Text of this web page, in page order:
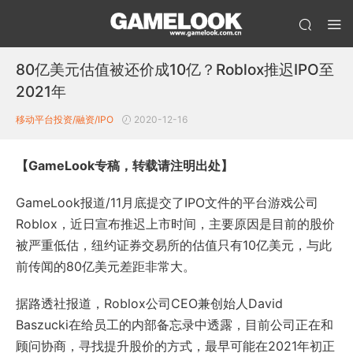
80亿美元估值被还价成10亿？Roblox推迟IPO至
2021年
移动平台投资/融资/IPO 2020-12-16
【GameLook专稿，转载请注明出处】
GameLook报道/11月底提交了IPO文件的平台游戏公司
Roblox，近日宣布推迟上市时间，主要原因是目前的股价
被严重低估，纽约证券交易所的估值只有10亿美元，与此
前传闻的80亿美元差距非常大。
据路透社报道，Roblox公司CEO兼创始人David
Baszucki在给员工的内部备忘录中透露，目前公司正在和
顾问协商，寻找提升股价的方式，最早可能在2021年初正